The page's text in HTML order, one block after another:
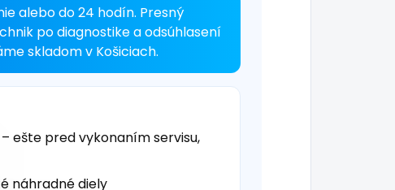
alebo do 24 hodín. Presný
po diagnostike a odsúhlasení
skladom v Košiciach.
ešte pred vykonaním servisu,
náhradné diely